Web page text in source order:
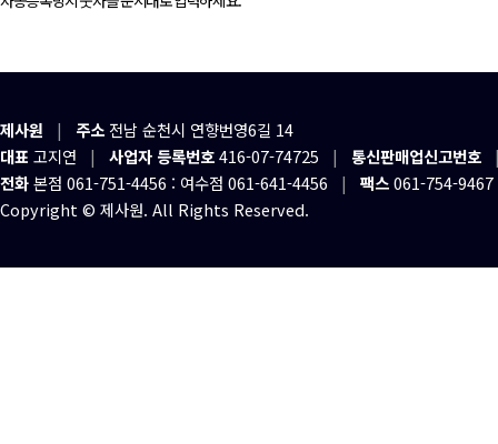
제사원 | 주소 전남 순천시 연향번영6길 14
대표 고지연 | 사업자 등록번호416-07-74725 | 통신판매업신고번호
전화본점 061-751-4456 : 여수점 061-641-4456 | 팩스061-754-9467
Copyright © 제사원. All Rights Reserved.